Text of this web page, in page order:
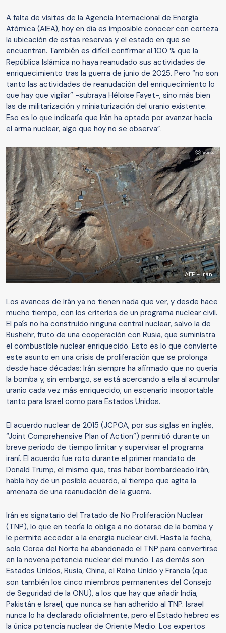
A falta de visitas de la Agencia Internacional de Energía
Atómica (AIEA), hoy en día es imposible conocer con certeza
la ubicación de estas reservas y el estado en que se
encuentran. También es difícil confirmar al 100 % que la
República Islámica no haya reanudado sus actividades de
enriquecimiento tras la guerra de junio de 2025. Pero “no son
tanto las actividades de reanudación del enriquecimiento lo
que hay que vigilar” -subraya Héloïse Fayet-, sino más bien
las de militarización y miniaturización del uranio existente.
Eso es lo que indicaría que Irán ha optado por avanzar hacia
el arma nuclear, algo que hoy no se observa”.
AFP - Irán
Los avances de Irán ya no tienen nada que ver, y desde hace
mucho tiempo, con los criterios de un programa nuclear civil.
El país no ha construido ninguna central nuclear, salvo la de
Bushehr, fruto de una cooperación con Rusia, que suministra
el combustible nuclear enriquecido. Esto es lo que convierte
este asunto en una crisis de proliferación que se prolonga
desde hace décadas: Irán siempre ha afirmado que no quería
la bomba y, sin embargo, se está acercando a ella al acumular
uranio cada vez más enriquecido, un escenario insoportable
tanto para Israel como para Estados Unidos.
El acuerdo nuclear de 2015 (JCPOA, por sus siglas en inglés,
“Joint Comprehensive Plan of Action”) permitió durante un
breve periodo de tiempo limitar y supervisar el programa
iraní. El acuerdo fue roto durante el primer mandato de
Donald Trump, el mismo que, tras haber bombardeado Irán,
habla hoy de un posible acuerdo, al tiempo que agita la
amenaza de una reanudación de la guerra.
Irán es signatario del Tratado de No Proliferación Nuclear
(TNP), lo que en teoría lo obliga a no dotarse de la bomba y
le permite acceder a la energía nuclear civil. Hasta la fecha,
solo Corea del Norte ha abandonado el TNP para convertirse
en la novena potencia nuclear del mundo. Las demás son
Estados Unidos, Rusia, China, el Reino Unido y Francia (que
son también los cinco miembros permanentes del Consejo
de Seguridad de la ONU), a los que hay que añadir India,
Pakistán e Israel, que nunca se han adherido al TNP. Israel
nunca lo ha declarado oficialmente, pero el Estado hebreo es
la única potencia nuclear de Oriente Medio. Los expertos